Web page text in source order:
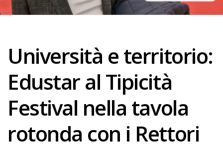
Università e territorio:
Edustar al Tipicità
Festival nella tavola
rotonda con i Rettori